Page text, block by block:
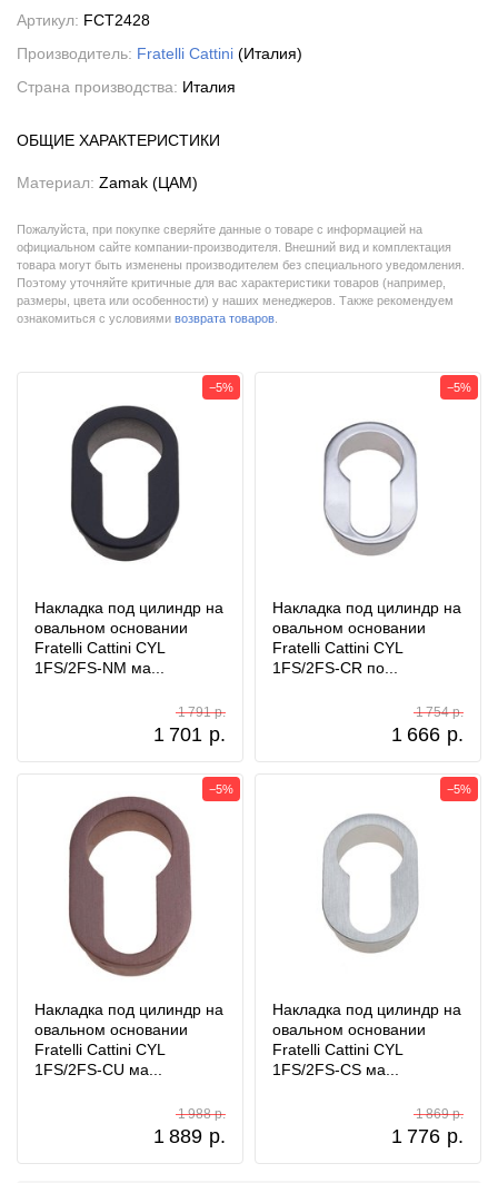
Артикул: FCT2428
Производитель: Fratelli Cattini (Италия)
Страна производства: Италия
ОБЩИЕ ХАРАКТЕРИСТИКИ
Материал: Zamak (ЦАМ)
Пожалуйста, при покупке сверяйте данные о товаре с информацией на
официальном сайте компании-производителя. Внешний вид и комплектация
товара могут быть изменены производителем без специального уведомления.
Поэтому уточняйте критичные для вас характеристики товаров (например,
размеры, цвета или особенности) у наших менеджеров. Также рекомендуем
ознакомиться с условиями возврата товаров
Накладка под цилиндр на
овальном основании
Fratelli Cattini CYL
1FS/2FS-NM ма...
1 701 р.
1 791 р.
−5%
Накладка под цилиндр на
овальном основании
Fratelli Cattini CYL
1FS/2FS-CR по...
1 666 р.
1 754 р.
−5%
Накладка под цилиндр на
овальном основании
Fratelli Cattini CYL
1FS/2FS-CU ма...
1 889 р.
1 988 р.
−5%
Накладка под цилиндр на
овальном основании
Fratelli Cattini CYL
1FS/2FS-CS ма...
1 776 р.
1 869 р.
−5%